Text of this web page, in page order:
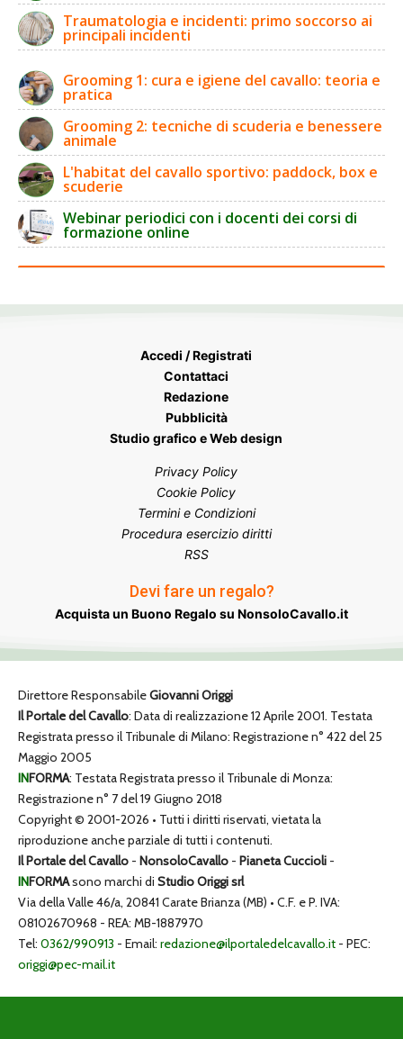
Traumatologia e incidenti: primo soccorso ai
principali incidenti
Grooming 1: cura e igiene del cavallo: teoria e
pratica
Grooming 2: tecniche di scuderia e benessere
animale
L'habitat del cavallo sportivo: paddock, box e
scuderie
Webinar periodici con i docenti dei corsi di
formazione online
Accedi / Registrati
Contattaci
Redazione
Pubblicità
Studio grafico e Web design
Privacy Policy
Cookie Policy
Termini e Condizioni
Procedura esercizio diritti
RSS
Devi fare un regalo?
Acquista un Buono Regalo su NonsoloCavallo.it
Direttore ResponsabileGiovanni Origgi
Il Portale del Cavallo: Data di realizzazione 12 Aprile 2001. Testata
Registrata presso il Tribunale di Milano: Registrazione n° 422 del 25
Maggio 2005
INFORMA: Testata Registrata presso il Tribunale di Monza:
Registrazione n° 7 del 19 Giugno 2018
Copyright © 2001-2026 • Tutti i diritti riservati, vietata la
riproduzione anche parziale di tutti i contenuti.
Il Portale del Cavallo - NonsoloCavallo - Pianeta Cuccioli -
INFORMAsono marchi di Studio Origgi srl
Via della Valle 46/a, 20841 Carate Brianza (MB) • C.F. e P. IVA:
08102670968 - REA: MB-1887970
Tel: 0362/990913 - Email: redazione@ilportaledelcavallo.it - PEC:
origgi@pec-mail.it